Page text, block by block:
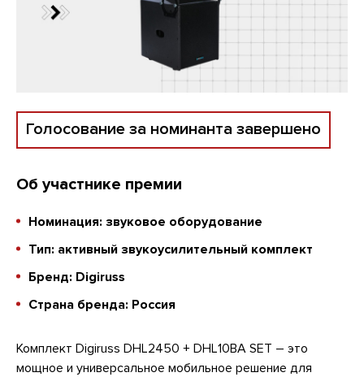
Голосование за номинанта завершено
Об участнике премии
Номинация: звуковое оборудование
Тип: активный звукоусилительный комплект
Бренд: Digiruss
Страна бренда: Россия
Комплект Digiruss DHL2450 + DHL10BA SET – это
мощное и универсальное мобильное решение для